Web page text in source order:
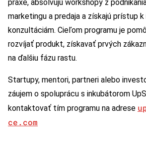
praxe, absolvujú workshopy z
marketingu a predaja a získajú prístup k
konzultáciám. Cieľom programu je
rozvíjať produkt, získavať prvých
na ďalšiu fázu rastu.
Startupy, mentori, partneri alebo
záujem o spoluprácu s inkubátorom
kontaktovať tím programu na adrese
ce.com